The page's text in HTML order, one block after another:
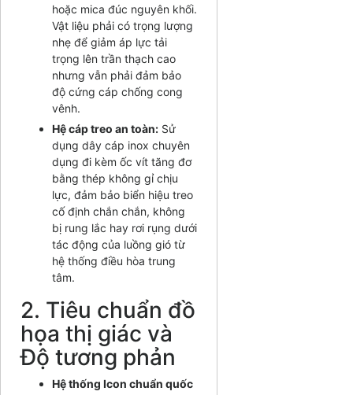
hoặc mica đúc nguyên khối.
Vật liệu phải có trọng lượng
nhẹ để giảm áp lực tải
trọng lên trần thạch cao
nhưng vẫn phải đảm bảo
độ cứng cáp chống cong
vênh.
Hệ cáp treo an toàn: Sử
dụng dây cáp inox chuyên
dụng đi kèm ốc vít tăng đơ
bằng thép không gỉ chịu
lực, đảm bảo biển hiệu treo
cố định chắn chắn, không
bị rung lắc hay rơi rụng dưới
tác động của luồng gió từ
hệ thống điều hòa trung
tâm.
2. Tiêu chuẩn đồ
họa thị giác và
Độ tương phản
Hệ thống Icon chuẩn quốc